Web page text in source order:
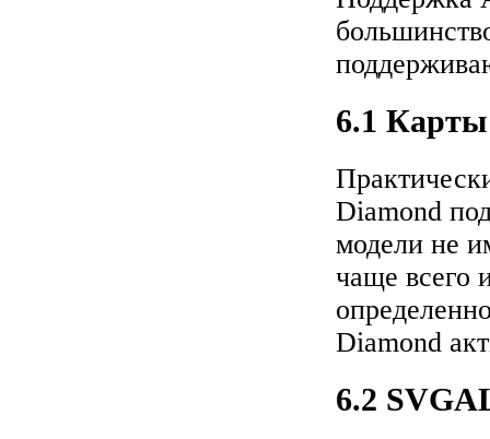
6.1
Diamond
модели не
чаще всего
Diamond
6.2